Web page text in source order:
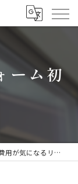
ーム初
用が気になるリフォーム初心者必見！